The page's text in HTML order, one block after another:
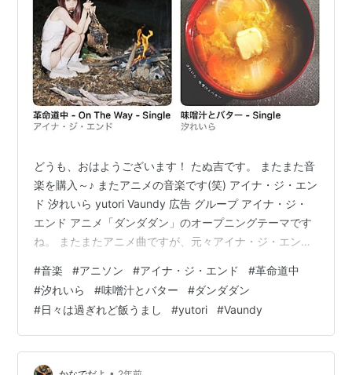
どうも、おはようございます！ たぬ吉です。 またまた音
楽を購入～♪ またアニメの音楽です(笑) アイナ・ジ・エン
ド 汐れいら yutori Vaundy 広告 グループ アイナ・ジ・
エンド アニメ「ダンダダン」のオープニングテーマです
ね。 またまたアニメ曲ですが、元々アイナ・ジ・エンド
(SG+Blu-ray Disc)（MV＋ライブ盤） - アイナ・ジ・エ
ンド（特典：内容未定） アーティスト:アイナ・ジ・エン
ド avex trax Amazon 汐れいら こちらもアニメの「日々
は過ぎれど飯うまし」のエンディングテーマですね。 ア
ニメは観てな…
#音楽 #アニソン #アイナ・ジ・エンド #革命道中
#汐れいら #味噌汁とバター #ダンダダン
#日々は過ぎれど飯うまし #yutori #Vaundy